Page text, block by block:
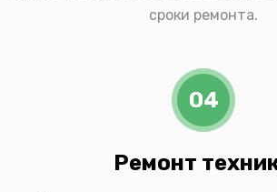
сроки ремонта.
04
Ремонт